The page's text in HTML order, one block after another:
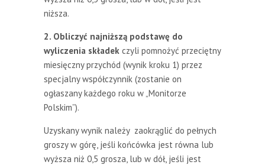
niższa.
2. Obliczyć najniższą podstawę do
wyliczenia składek czyli pomnożyć przeciętny
miesięczny przychód (wynik kroku 1) przez
specjalny współczynnik (zostanie on
ogłaszany każdego roku w „Monitorze
Polskim”).
Uzyskany wynik należy zaokrąglić do pełnych
groszy w górę, jeśli końcówka jest równa lub
wyższa niż 0,5 grosza, lub w dół, jeśli jest